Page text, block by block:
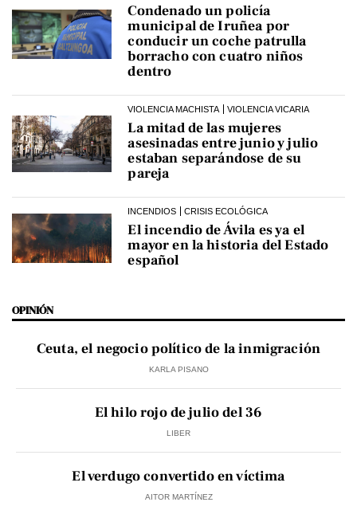
Condenado un policía
municipal de Iruñea por
conducir un coche patrulla
borracho con cuatro niños
dentro
VIOLENCIA MACHISTA VIOLENCIA VICARIA
La mitad de las mujeres
asesinadas entre junio y julio
estaban separándose de su
pareja
INCENDIOS CRISIS ECOLÓGICA
El incendio de Ávila es ya el
mayor en la historia del Estado
español
OPINIÓN
Ceuta, el negocio político de la inmigración
KARLA PISANO
El hilo rojo de julio del 36
LIBER
El verdugo convertido en víctima
AITOR MARTÍNEZ